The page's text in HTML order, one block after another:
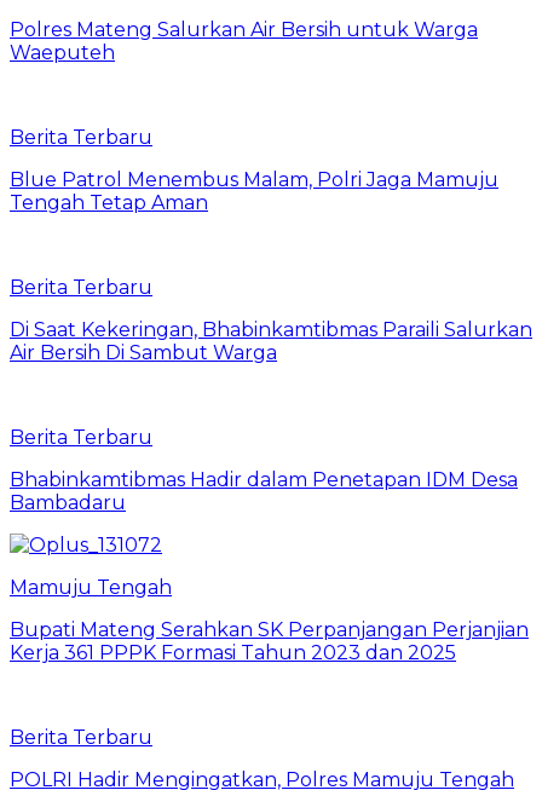
Polres Mateng Salurkan Air Bersih untuk Warga
Waeputeh
Berita Terbaru
Blue Patrol Menembus Malam, Polri Jaga Mamuju
Tengah Tetap Aman
Berita Terbaru
Di Saat Kekeringan, Bhabinkamtibmas Paraili Salurkan
Air Bersih Di Sambut Warga
Berita Terbaru
Bhabinkamtibmas Hadir dalam Penetapan IDM Desa
Bambadaru
Mamuju Tengah
Bupati Mateng Serahkan SK Perpanjangan Perjanjian
Kerja 361 PPPK Formasi Tahun 2023 dan 2025
Berita Terbaru
POLRI Hadir Mengingatkan, Polres Mamuju Tengah